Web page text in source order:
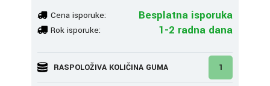
Cena isporuke: Besplatna isporuka
Rok isporuke: 1-2 radna dana
RASPOLOŽIVA KOLIČINA GUMA 1